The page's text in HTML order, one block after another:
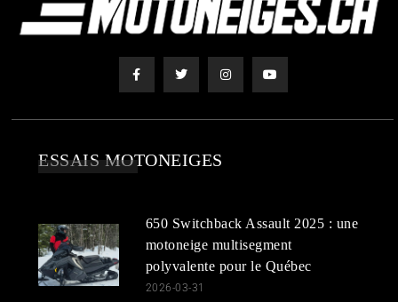
ESSAIS MOTONEIGES
650 Switchback Assault 2025 : une
motoneige multisegment
polyvalente pour le Québec
2026-03-31